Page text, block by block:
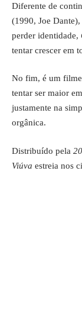
Diferente de
(1990, Joe
perder identidade,
tentar crescer em
No fim, é um
tentar ser maior
justamente na
orgânica.
Distribuído pela
Viúva estreia nos